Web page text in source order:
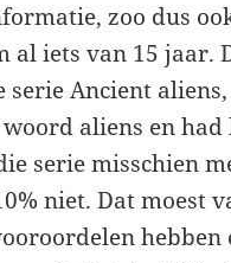
zoo dus
iets van 15 jaar.
Ancient
aliens en
serie misschien
niet. Dat moest